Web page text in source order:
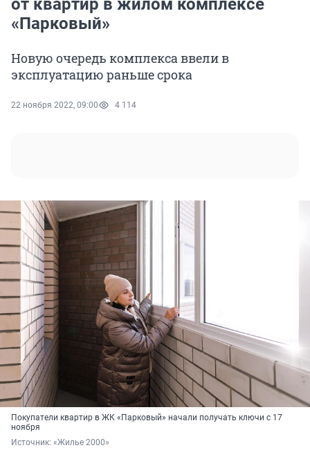
от квартир в жилом комплексе
«Парковый»
Новую очередь комплекса ввели в
эксплуатацию раньше срока
22 ноября 2022, 09:00 4 114
Покупатели квартир в ЖК «Парковый» начали получать ключи с 17
ноября
Источник: «Жилье 2000»